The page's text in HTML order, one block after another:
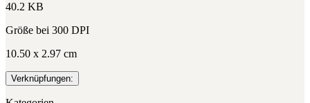
40.2 KB
Größe bei 300 DPI
10.50 x 2.97 cm
Verknüpfungen: